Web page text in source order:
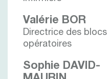
Valérie BOR
Directrice des blocs
opératoires
Sophie DAVID-